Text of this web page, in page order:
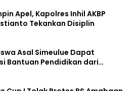
Apel, Kapolres Inhil AKBP
Tekankan Disiplin
Asal Simeulue Dapat
Bantuan Pendidikan dari